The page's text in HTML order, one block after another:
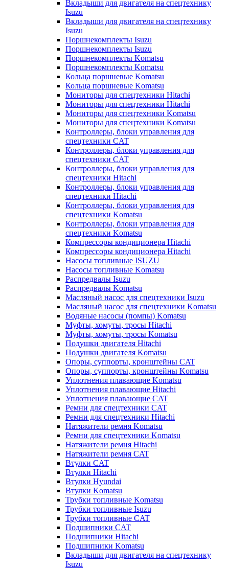
Вкладыши для двигателя на спецтехнику
Isuzu
Вкладыши для двигателя на спецтехнику
Isuzu
Поршнекомплекты Isuzu
Поршнекомплекты Isuzu
Поршнекомплекты Komatsu
Поршнекомплекты Komatsu
Кольца поршневые Komatsu
Кольца поршневые Komatsu
Мониторы для спецтехники Hitachi
Мониторы для спецтехники Hitachi
Мониторы для спецтехники Komatsu
Мониторы для спецтехники Komatsu
Контроллеры, блоки управления для
спецтехники CAT
Контроллеры, блоки управления для
спецтехники CAT
Контроллеры, блоки управления для
спецтехники Hitachi
Контроллеры, блоки управления для
спецтехники Hitachi
Контроллеры, блоки управления для
спецтехники Komatsu
Контроллеры, блоки управления для
спецтехники Komatsu
Компрессоры кондиционера Hitachi
Компрессоры кондиционера Hitachi
Насосы топливные ISUZU
Насосы топливные Komatsu
Распредвалы Isuzu
Распредвалы Komatsu
Масляный насос для спецтехники Isuzu
Масляный насос для спецтехники Komatsu
Водяные насосы (помпы) Komatsu
Муфты, хомуты, тросы Hitachi
Муфты, хомуты, тросы Komatsu
Подушки двигателя Hitachi
Подушки двигателя Komatsu
Опоры, суппорты, кронштейны CAT
Опоры, суппорты, кронштейны Komatsu
Уплотнения плавающие Komatsu
Уплотнения плавающие Hitachi
Уплотнения плавающие CAT
Ремни для спецтехники CAT
Ремни для спецтехники Hitachi
Натяжители ремня Komatsu
Ремни для спецтехники Komatsu
Натяжители ремня Hitachi
Натяжители ремня CAT
Втулки CAT
Втулки Hitachi
Втулки Hyundai
Втулки Komatsu
Трубки топливные Komatsu
Трубки топливные Isuzu
Трубки топливные CAT
Подшипники CAT
Подшипники Hitachi
Подшипники Komatsu
Вкладыши для двигателя на спецтехнику
Isuzu